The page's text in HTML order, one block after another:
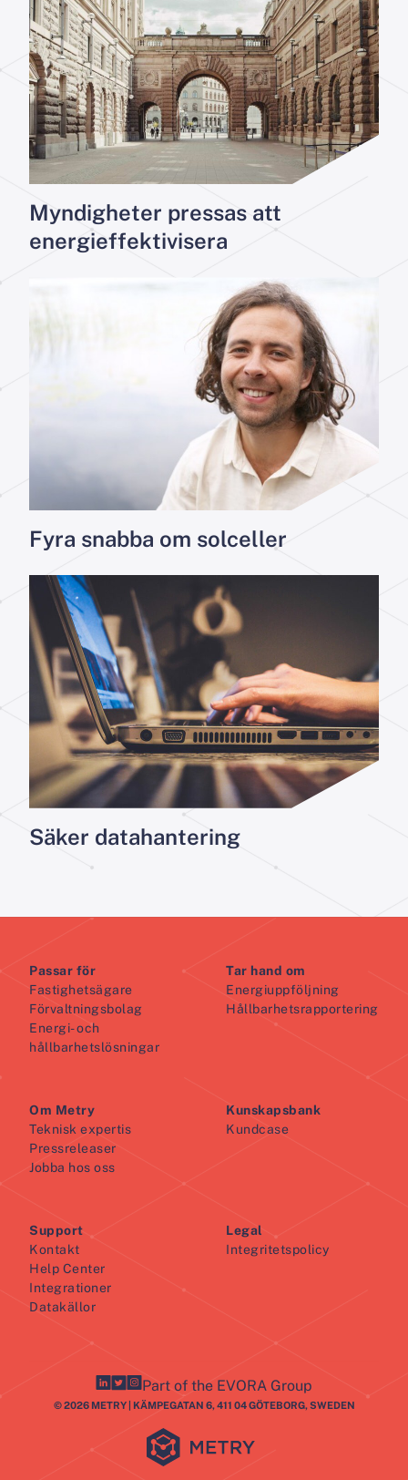
Myndigheter pressas att
energieffektivisera
Fyra snabba om solceller
Säker datahantering
Passar för
Fastighetsägare
Förvaltningsbolag
Energi- och
hållbarhetslösningar
Tar hand om
Energiuppföljning
Hållbarhetsrapportering
Om Metry
Teknisk expertis
Pressreleaser
Jobba hos oss
Kunskapsbank
Kundcase
Support
Kontakt
Help Center
Integrationer
Datakällor
Legal
Integritetspolicy
Part of the EVORA Group
© 2026 METRY | KÄMPEGATAN 6, 411 04 GÖTEBORG, SWEDEN